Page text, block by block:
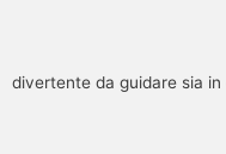
divertente da guidare sia